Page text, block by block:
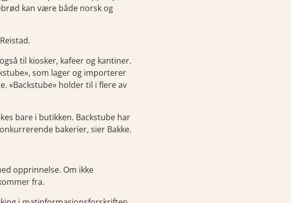
kan være både norsk og
til kiosker, kafeer og kantiner.
som lager og importerer
«Backstube» holder til i flere av
bare i butikken. Backstube har
bakerier, sier Bakke.
opprinnelse. Om ikke
fra.